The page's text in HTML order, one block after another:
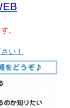
。
い！